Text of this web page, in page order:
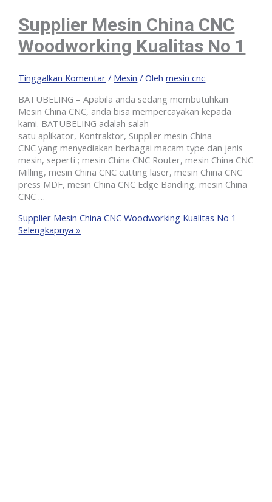
Supplier Mesin China CNC
Woodworking Kualitas No 1
Tinggalkan Komentar / Mesin / Olehmesin cnc
BATUBELING – Apabila anda sedang membutuhkan
Mesin China CNC, anda bisa mempercayakan kepada
kami. BATUBELING adalah salah
satu aplikator, Kontraktor, Supplier mesin China
CNC yang menyediakan berbagai macam type dan jenis
mesin, seperti ; mesin China CNC Router, mesin China CNC
Milling, mesin China CNC cutting laser, mesin China CNC
press MDF, mesin China CNC Edge Banding, mesin China
CNC …
Supplier Mesin China CNC Woodworking Kualitas No 1
Selengkapnya »